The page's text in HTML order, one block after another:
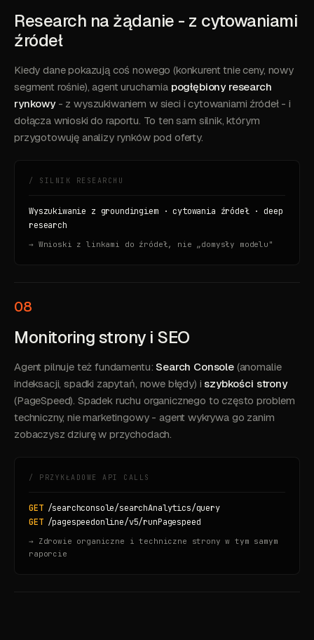
Research na żądanie - z cytowaniami
źródeł
Kiedy dane pokazują coś nowego (konkurent tnie ceny, nowy
segment rośnie), agent uruchamia pogłębiony research
rynkowy- z wyszukiwaniem w sieci i cytowaniami źródeł - i
dołącza wnioski do raportu. To ten sam silnik, którym
przygotowuję analizy rynków pod oferty.
/ SILNIK RESEARCHU
Wyszukiwanie z groundingiem · cytowania źródeł · deep
research
→ Wnioski z linkami do źródeł, nie „domysły modelu"
08
Monitoring strony i SEO
Agent pilnuje też fundamentu: Search Console(anomalie
indeksacji, spadki zapytań, nowe błędy) i szybkości strony
(PageSpeed). Spadek ruchu organicznego to często problem
techniczny, nie marketingowy - agent wykrywa go zanim
zobaczysz dziurę w przychodach.
/ PRZYKŁADOWE API CALLS
GET /searchconsole/searchAnalytics/query
GET /pagespeedonline/v5/runPagespeed
→ Zdrowie organiczne i techniczne strony w tym samym
raporcie